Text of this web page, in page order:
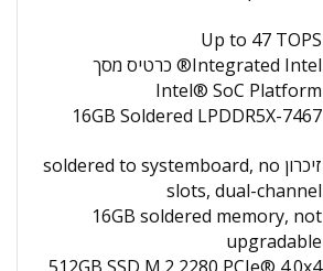
Up to 47 TOPS
Integrated Intel® כרטיס מסך
Intel® SoC Platform
16GB Soldered LPDDR5X-7467
זיכרון soldered to systemboard, no
slots, dual-channel
16GB soldered memory, not
upgradable